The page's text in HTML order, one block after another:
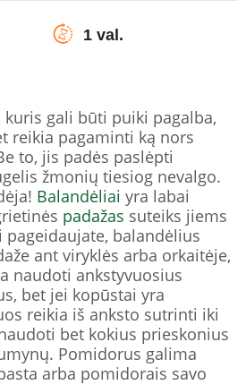
1 val.
kuris gali būti puiki pagalba,
reikia pagaminti ką nors
to, jis padės paslėpti
žmonių tiesiog nevalgo.
Balandėliai yra labai
padažas suteiks jiems
pageidaujate, balandėlius
ant viryklės arba orkaitėje,
naudoti ankstyvuosius
bet jei kopūstai yra
reikia iš anksto sutrinti iki
bet kokius prieskonius
Pomidorus galima
arba pomidorais savo